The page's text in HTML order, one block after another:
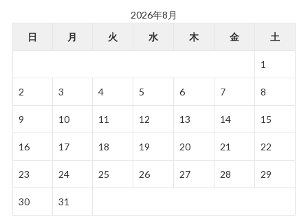
2026年8月
日
月 火 水 木 金 土
1
2 3 4 5 6 7 8
9 10 11 12 13 14 15
16 17 18 19 20 21 22
23 24 25 26 27 28 29
30
31